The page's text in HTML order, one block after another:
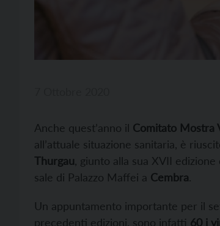
Anche quest’anno il Comitato Mostra
all’attuale situazione sanitaria, è
Thurgau , giunto alla sua XVII
sale di Palazzo Maffei a Cembra.
Un appuntamento importante per il
precedenti edizioni, sono infatti 60 i